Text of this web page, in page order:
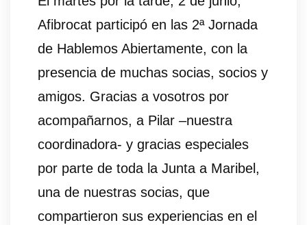
Afibrocat participó en las 2ª Jornada
de Hablemos Abiertamente, con la
presencia de muchas socias, socios y
amigos. Gracias a vosotros por
acompañarnos, a Pilar –nuestra
coordinadora- y gracias especiales
por parte de toda la Junta a Maribel,
una de nuestras socias, que
compartieron sus experiencias en el